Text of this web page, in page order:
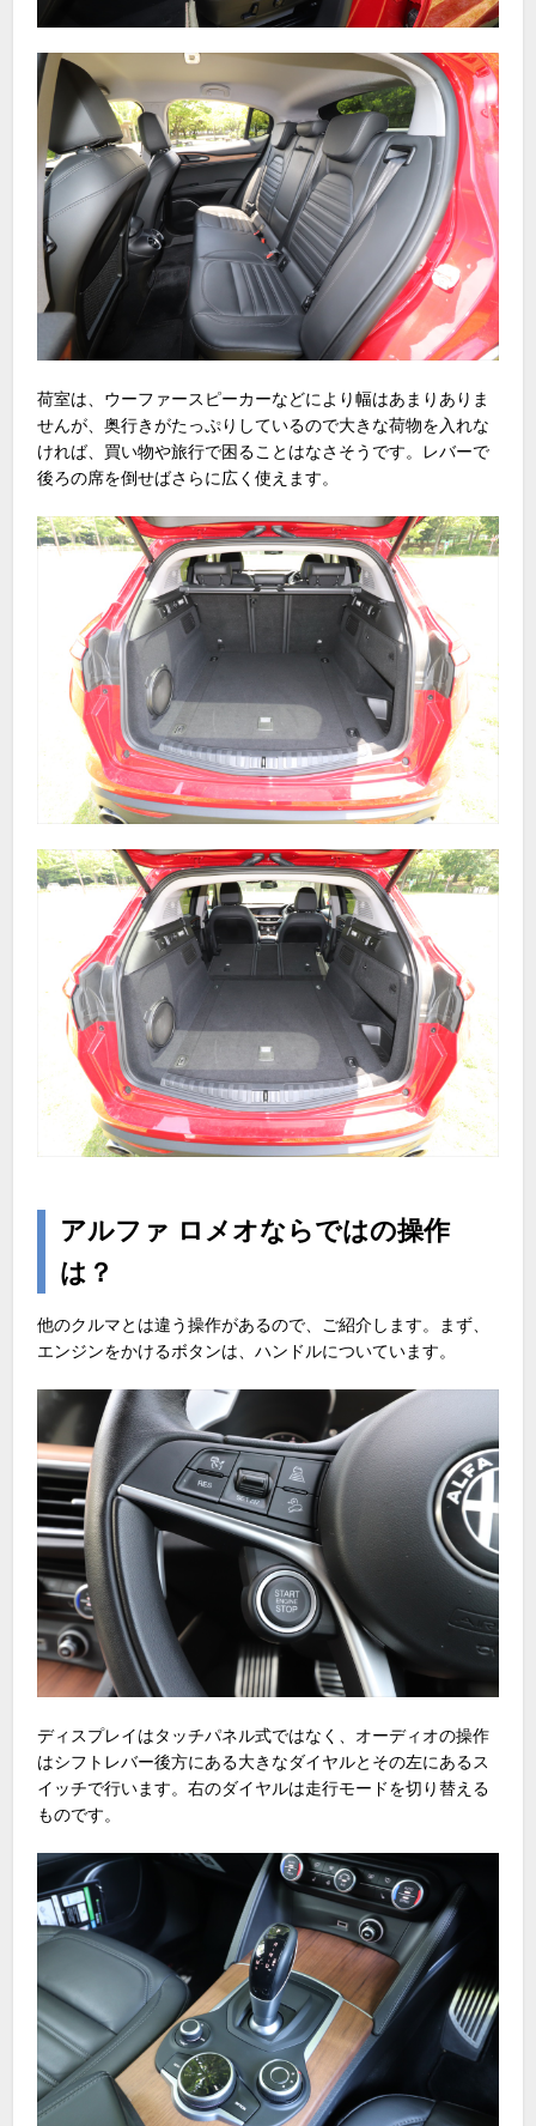
荷室は、ウーファースピーカーなどにより幅はあまりありま
せんが、奥行きがたっぷりしているので大きな荷物を入れな
ければ、買い物や旅行で困ることはなさそうです。レバーで
後ろの席を倒せばさらに広く使えます。
アルファ ロメオならではの操作
は？
他のクルマとは違う操作があるので、ご紹介します。まず、
エンジンをかけるボタンは、ハンドルについています。
ディスプレイはタッチパネル式ではなく、オーディオの操作
はシフトレバー後方にある大きなダイヤルとその左にあるス
イッチで行います。右のダイヤルは走行モードを切り替える
ものです。